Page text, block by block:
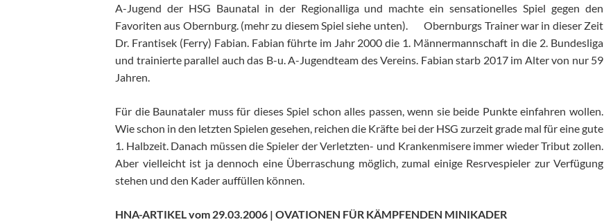
A-Jugend der HSG Baunatal in der Regionalliga und machte ein sensationelles Spiel gegen den
Favoriten aus Obernburg. (mehr zu diesem Spiel siehe unten). Obernburgs Trainer war in dieser Zeit
Dr. Frantisek (Ferry) Fabian. Fabian führte im Jahr 2000 die 1. Männermannschaft in die 2. Bundesliga
und trainierte parallel auch das B-u. A-Jugendteam des Vereins. Fabian starb 2017 im Alter von nur 59
Jahren.
Für die Baunataler muss für dieses Spiel schon alles passen, wenn sie beide Punkte einfahren wollen.
Wie schon in den letzten Spielen gesehen, reichen die Kräfte bei der HSG zurzeit grade mal für eine gute
1. Halbzeit. Danach müssen die Spieler der Verletzten- und Krankenmisere immer wieder Tribut zollen.
Aber vielleicht ist ja dennoch eine Überraschung möglich, zumal einige Resrvespieler zur Verfügung
stehen und den Kader auffüllen können.
HNA-ARTIKEL vom 29.03.2006 | OVATIONEN FÜR KÄMPFENDEN MINIKADER